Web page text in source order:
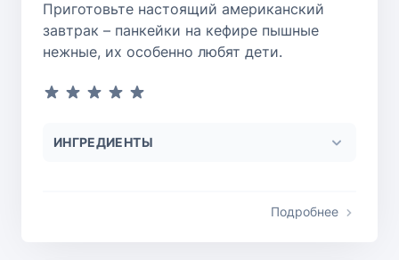
Приготовьте настоящий американский
завтрак – панкейки на кефире пышные
нежные, их особенно любят дети.
ИНГРЕДИЕНТЫ
Подробнее